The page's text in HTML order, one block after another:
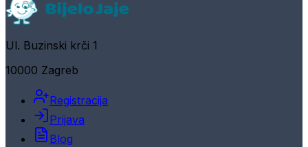
Ul. Buzinski krči 1
10000 Zagreb
Registracija
Prijava
Blog